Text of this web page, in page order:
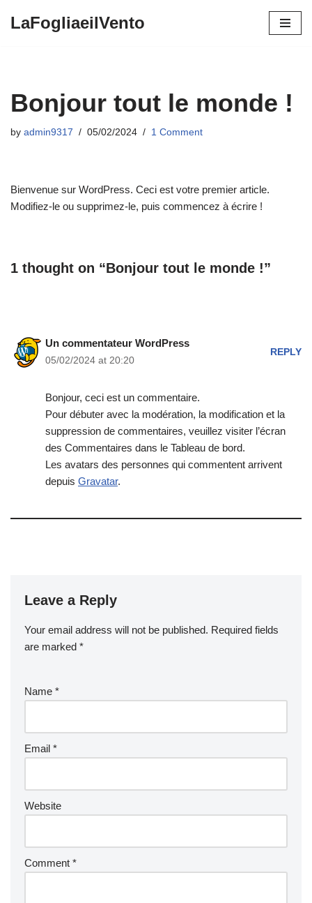
LaFogliaeilVento
Bonjour tout le monde !
by admin9317 05/02/2024 1 Comment
Bienvenue sur WordPress. Ceci est votre premier article.
Modifiez-le ou supprimez-le, puis commencez à écrire !
1 thought on “Bonjour tout le monde !”
Un commentateur WordPress
05/02/2024 at 20:20
REPLY
Bonjour, ceci est un commentaire.
Pour débuter avec la modération, la modification et la
suppression de commentaires, veuillez visiter l’écran
des Commentaires dans le Tableau de bord.
Les avatars des personnes qui commentent arrivent
depuis Gravatar.
Leave a Reply
Your email address will not be published. Required fields
are marked *
Name *
Email *
Website
Comment *